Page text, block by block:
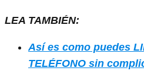
LEA TAMBIÉN:
Así es como puedes
TELÉFONO sin